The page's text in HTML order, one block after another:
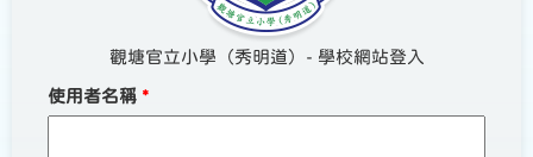
觀塘官立小學（秀明道）- 學校網站登入
使用者名稱 *